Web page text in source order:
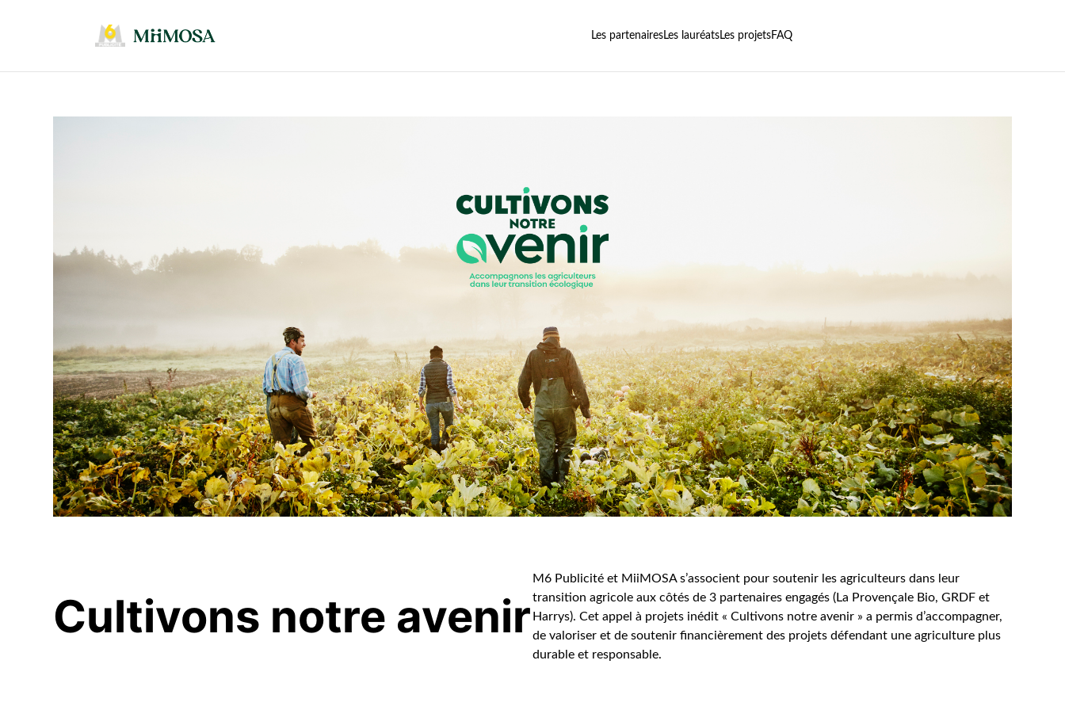
Les partenairesLes lauréatsLes projetsFAQ
Cultivons notre avenir
M6 Publicité et MiiMOSA s’associent pour soutenir les agriculteurs dans leur
transition agricole aux côtés de 3 partenaires engagés (La Provençale Bio, GRDF et
Harrys). Cet appel à projets inédit « Cultivons notre avenir » a permis d’accompagner,
de valoriser et de soutenir financièrement des projets défendant une agriculture plus
durable et responsable.